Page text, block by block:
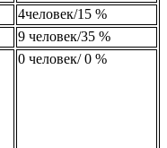
4человек/15 %
9 человек/35 %
0 человек/ 0 %